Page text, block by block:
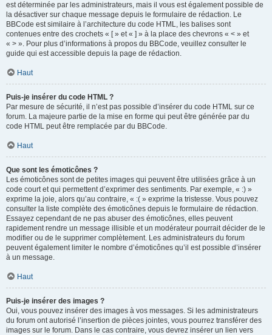
est déterminée par les administrateurs, mais il vous est également possible de
la désactiver sur chaque message depuis le formulaire de rédaction. Le
BBCode est similaire à l’architecture du code HTML, les balises sont
contenues entre des crochets « [ » et « ] » à la place des chevrons « < » et
« > ». Pour plus d’informations à propos du BBCode, veuillez consulter le
guide qui est accessible depuis la page de rédaction.
Haut
Puis-je insérer du code HTML ?
Par mesure de sécurité, il n’est pas possible d’insérer du code HTML sur ce
forum. La majeure partie de la mise en forme qui peut être générée par du
code HTML peut être remplacée par du BBCode.
Haut
Que sont les émoticônes ?
Les émoticônes sont de petites images qui peuvent être utilisées grâce à un
code court et qui permettent d’exprimer des sentiments. Par exemple, « :) »
exprime la joie, alors qu’au contraire, « :( » exprime la tristesse. Vous pouvez
consulter la liste complète des émoticônes depuis le formulaire de rédaction.
Essayez cependant de ne pas abuser des émoticônes, elles peuvent
rapidement rendre un message illisible et un modérateur pourrait décider de le
modifier ou de le supprimer complètement. Les administrateurs du forum
peuvent également limiter le nombre d’émoticônes qu’il est possible d’insérer
à un message.
Haut
Puis-je insérer des images ?
Oui, vous pouvez insérer des images à vos messages. Si les administrateurs
du forum ont autorisé l’insertion de pièces jointes, vous pourrez transférer des
images sur le forum. Dans le cas contraire, vous devrez insérer un lien vers